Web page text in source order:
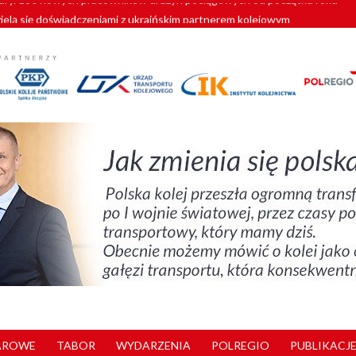
się doświadczeniami z ukraińskim partnerem kolejowym
Vectrony na 230 km/h
pociągi od PESA. Sześć nowoczesnych ELF-ów wyjedzie na tory w
180 nowych pracowników drużyn pociągowych od początku roku
TABOR WYDARZENIA POLREGIO